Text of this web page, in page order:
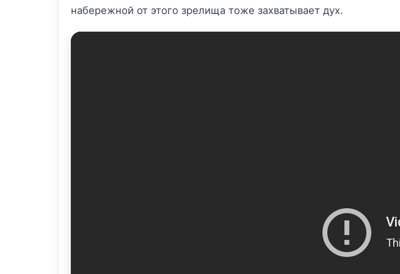
набережной от этого зрелища тоже захватывает дух.